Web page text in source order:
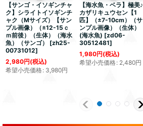
【サンゴ・イソギンチャ
ク】シライトイソギンチ
ャク（Mサイズ）【サン
プル画像）（±12-15ｃ
ｍ前後）（生体）（海水
魚）（サンゴ）
[zh25-
00731012]
2,980円(税込)
希望小売価格: 3,980円
【海水魚・ベラ】極美♪
カザリキュウセン【1
匹】（±7-10cm）（サ
ンプル画像）（生体）
(海水魚) [zd06-
30512481]
1,980円(税込)
希望小売価格: 2,480円